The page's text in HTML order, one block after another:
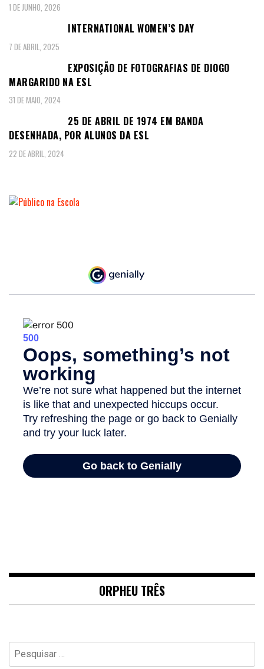
1 DE JUNHO, 2026
INTERNATIONAL WOMEN’S DAY
7 DE ABRIL, 2025
EXPOSIÇÃO DE FOTOGRAFIAS DE DIOGO
MARGARIDO NA ESL
31 DE MAIO, 2024
25 DE ABRIL DE 1974 EM BANDA
DESENHADA, POR ALUNOS DA ESL
22 DE ABRIL, 2024
ORPHEU TRÊS
Pesquisar
por: